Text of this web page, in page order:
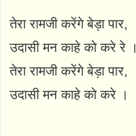
तेरा रामजी करेंगे बेड़ा पार,
उदासी मन काहे को करे रे ।
तेरा रामजी करेंगे बेड़ा पार,
उदासी मन काहे को करे ।